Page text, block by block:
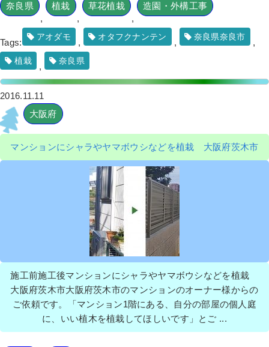
奈良県
,
植栽
,
草花植栽
,
造園・外構工事
Tags:
アオダモ
,
オタフクナンテン
,
奈良県奈良市
,
植栽
,
奈良県
2016.11.11
大阪府
マンションにシャラやヤマボウシなどを植栽 大阪府茨木市
施工前施工後マンションにシャラやヤマボウシなどを植栽
大阪府茨木市大阪府茨木市のマンションのオーナー様からの
ご依頼です。「マンション1階にある、自分の部屋の個人庭
に、いい植木を植栽してほしいです」とご ...